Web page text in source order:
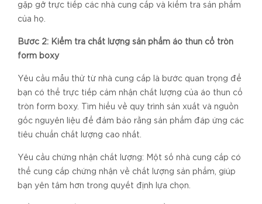
gặp gỡ trực tiếp các nhà cung cấp và kiểm tra sản phẩm
của họ.
Bước 2: Kiểm tra chất lượng sản phẩm áo thun cổ tròn
form boxy
Yêu cầu mẫu thử từ nhà cung cấp là bước quan trọng để
bạn có thể trực tiếp cảm nhận chất lượng của áo thun cổ
tròn form boxy. Tìm hiểu về quy trình sản xuất và nguồn
gốc nguyên liệu để đảm bảo rằng sản phẩm đáp ứng các
tiêu chuẩn chất lượng cao nhất.
Yêu cầu chứng nhận chất lượng: Một số nhà cung cấp có
thể cung cấp chứng nhận về chất lượng sản phẩm, giúp
bạn yên tâm hơn trong quyết định lựa chọn.